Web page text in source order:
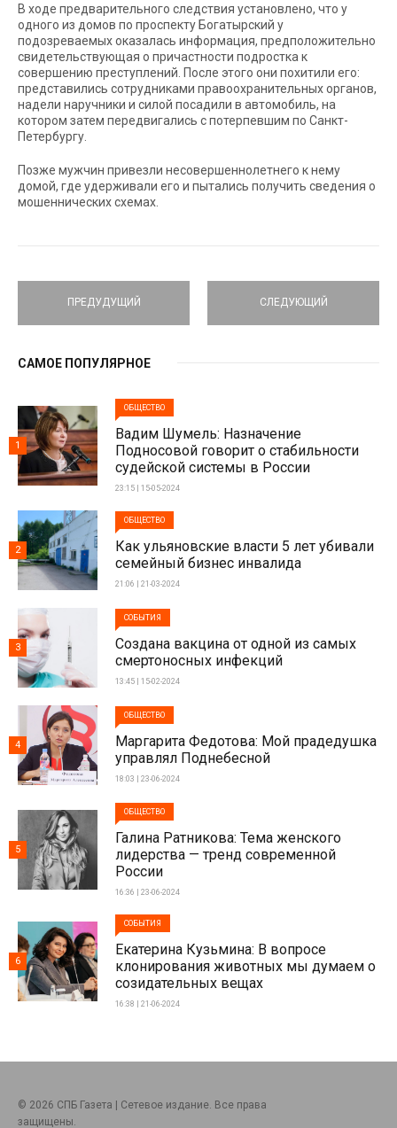
В ходе предварительного следствия установлено, что у
одного из домов по проспекту Богатырский у
подозреваемых оказалась информация, предположительно
свидетельствующая о причастности подростка к
совершению преступлений. После этого они похитили его:
представились сотрудниками правоохранительных органов,
надели наручники и силой посадили в автомобиль, на
котором затем передвигались с потерпевшим по Санкт-
Петербургу.
Позже мужчин привезли несовершеннолетнего к нему
домой, где удерживали его и пытались получить сведения о
мошеннических схемах.
ПРЕДУДУЩИЙ СЛЕДУЮЩИЙ
САМОЕ ПОПУЛЯРНОЕ
ОБЩЕСТВО
Вадим Шумель: Назначение
Подносовой говорит о стабильности
судейской системы в России
23:15 | 15-05-2024
1
ОБЩЕСТВО
Как ульяновские власти 5 лет убивали
семейный бизнес инвалида
21:06 | 21-03-2024
2
СОБЫТИЯ
Создана вакцина от одной из самых
смертоносных инфекций
13:45 | 15-02-2024
3
ОБЩЕСТВО
Маргарита Федотова: Мой прадедушка
управлял Поднебесной
18:03 | 23-06-2024
4
ОБЩЕСТВО
Галина Ратникова: Тема женского
лидерства — тренд современной
России
16:36 | 23-06-2024
5
СОБЫТИЯ
Екатерина Кузьмина: В вопросе
клонирования животных мы думаем о
созидательных вещах
16:38 | 21-06-2024
6
© 2026 СПБ Газета | Сетевое издание. Все права
защищены.